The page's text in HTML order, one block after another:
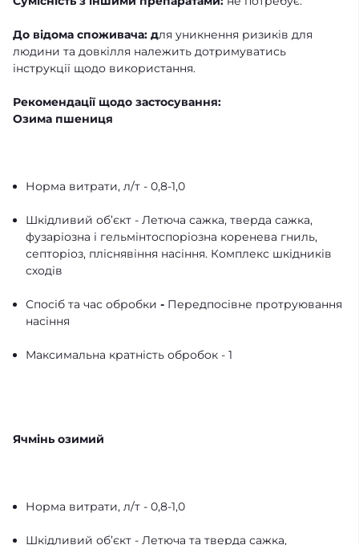
До відома споживача: для уникнення ризиків для
людини та довкілля належить дотримуватись
інструкції щодо використання.
Рекомендації щодо застосування:
Озима пшениця
Норма витрати, л/т - 0,8-1,0
Шкідливий об’єкт - Летюча сажка, тверда сажка,
фузаріозна і гельмінтоспоріозна коренева гниль,
септоріоз, пліснявіння насіння. Комплекс шкідників
сходів
Спосіб та час обробки - Передпосівне протруювання
насіння
Максимальна кратність обробок - 1
Ячмінь озимий
Норма витрати, л/т - 0,8-1,0
Шкідливий об’єкт - Летюча та тверда сажка,